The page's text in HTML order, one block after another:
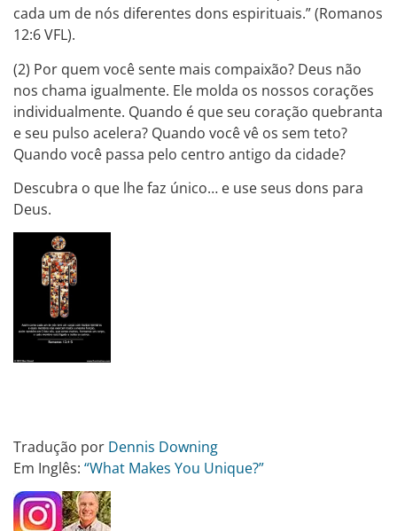
cada um de nós diferentes dons espirituais.” (Romanos
12:6 VFL).
(2) Por quem você sente mais compaixão? Deus não
nos chama igualmente. Ele molda os nossos corações
individualmente. Quando é que seu coração quebranta
e seu pulso acelera? Quando você vê os sem teto?
Quando você passa pelo centro antigo da cidade?
Descubra o que lhe faz único… e use seus dons para
Deus.
Tradução por Dennis Downing
Em Inglês: “What Makes You Unique?”